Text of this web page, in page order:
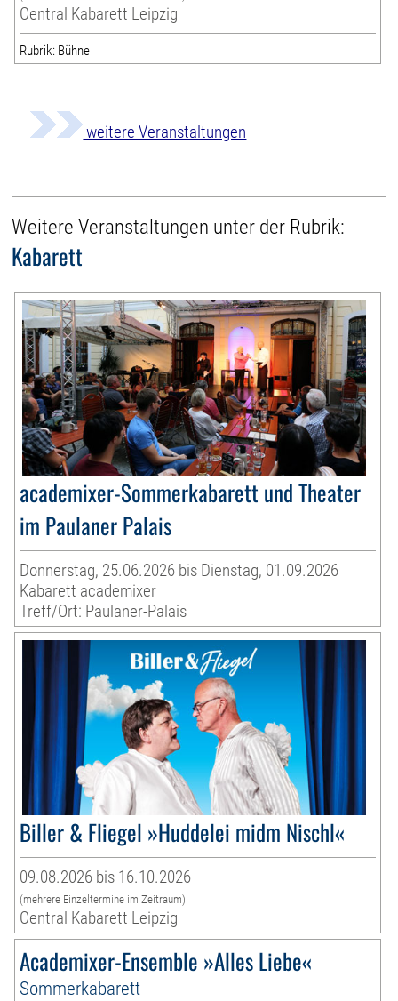
Central Kabarett Leipzig
Rubrik: Bühne
weitere Veranstaltungen
Weitere Veranstaltungen unter der Rubrik:
Kabarett
academixer-Sommerkabarett und Theater
im Paulaner Palais
Donnerstag, 25.06.2026 bis Dienstag, 01.09.2026
Kabarett academixer
Treff/Ort: Paulaner-Palais
Biller & Fliegel »Huddelei midm Nischl«
09.08.2026 bis 16.10.2026
(mehrere Einzeltermine im Zeitraum)
Central Kabarett Leipzig
Academixer-Ensemble »Alles Liebe«
Sommerkabarett